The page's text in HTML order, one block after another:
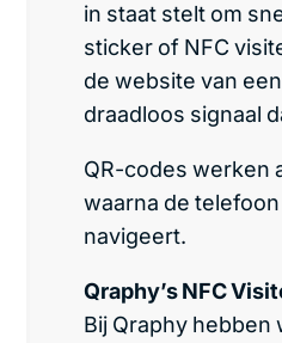
in staat stelt om
sticker of NFC
de website van
draadloos signaal
QR-codes werken
waarna de
navigeert.
Qraphy’s NFC
Bij Qraphy